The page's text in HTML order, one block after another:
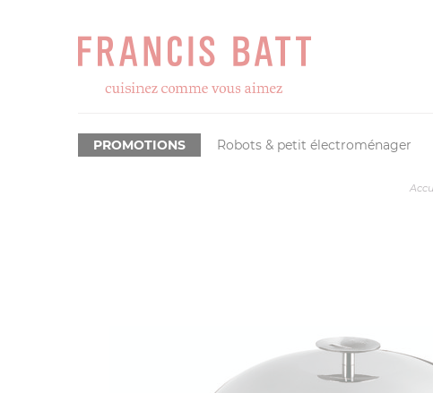
Robots & petit électroménager
PROMOTIONS